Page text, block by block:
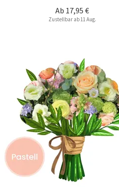
Ab 17,95 €
Zustellbar ab 11 Aug.